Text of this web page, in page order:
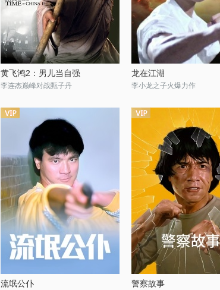
黄飞鸿2：男儿当自强
李连杰巅峰对战甄子丹
龙在江湖
李小龙之子火爆力作
流氓公仆 警察故事